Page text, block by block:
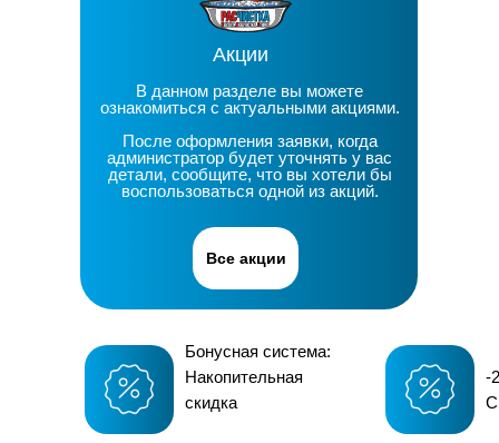
В данном разделе вы можете
ознакомиться с актуальными акциями.
После оформления заявки, когда
администратор будет уточнять у вас
детали, сообщите, что вы хотели бы
воспользоваться одной из акций.
Все акции
Акции
-
Бонусная система:
Накопительная
скидка